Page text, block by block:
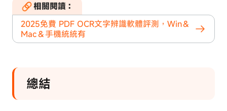
相關閱讀：
2025免費 PDF OCR文字辨識軟體評測，Win＆
Mac＆手機統統有
總結